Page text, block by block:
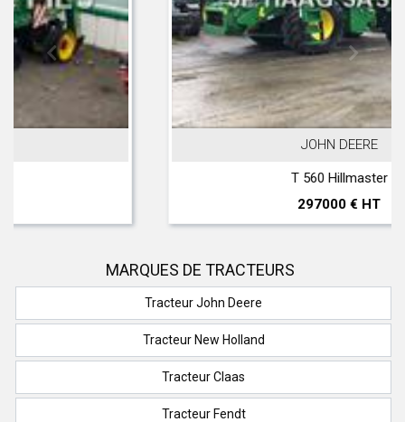
MARQUES DE TRACTEURS
Tracteur John Deere
Tracteur New Holland
Tracteur Claas
Tracteur Fendt